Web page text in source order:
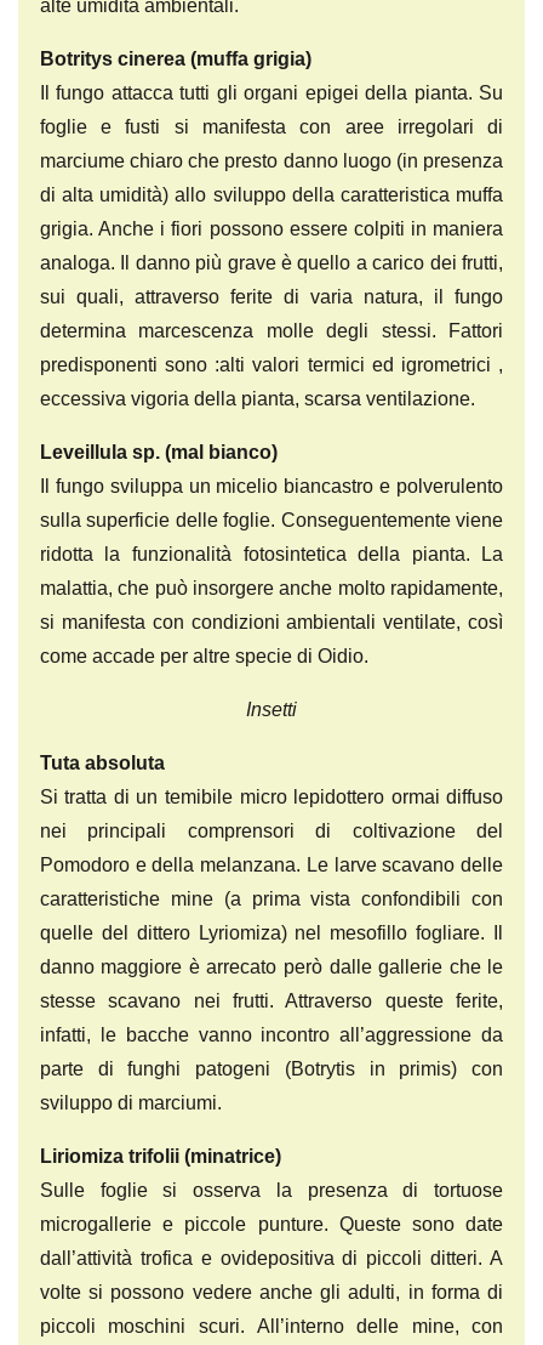
alte umidità ambientali.
Botritys cinerea (muffa grigia)
Il fungo attacca tutti gli organi epigei della pianta. Su
foglie e fusti si manifesta con aree irregolari di
marciume chiaro che presto danno luogo (in presenza
di alta umidità) allo sviluppo della caratteristica muffa
grigia. Anche i fiori possono essere colpiti in maniera
analoga. Il danno più grave è quello a carico dei frutti,
sui quali, attraverso ferite di varia natura, il fungo
determina marcescenza molle degli stessi. Fattori
predisponenti sono :alti valori termici ed igrometrici ,
eccessiva vigoria della pianta, scarsa ventilazione.
Leveillula sp. (mal bianco)
Il fungo sviluppa un micelio biancastro e polverulento
sulla superficie delle foglie. Conseguentemente viene
ridotta la funzionalità fotosintetica della pianta. La
malattia, che può insorgere anche molto rapidamente,
si manifesta con condizioni ambientali ventilate, così
come accade per altre specie di Oidio.
Insetti
Tuta absoluta
Si tratta di un temibile micro lepidottero ormai diffuso
nei principali comprensori di coltivazione del
Pomodoro e della melanzana. Le larve scavano delle
caratteristiche mine (a prima vista confondibili con
quelle del dittero Lyriomiza) nel mesofillo fogliare. Il
danno maggiore è arrecato però dalle gallerie che le
stesse scavano nei frutti. Attraverso queste ferite,
infatti, le bacche vanno incontro all’aggressione da
parte di funghi patogeni (Botrytis in primis) con
sviluppo di marciumi.
Liriomiza trifolii (minatrice)
Sulle foglie si osserva la presenza di tortuose
microgallerie e piccole punture. Queste sono date
dall’attività trofica e ovidepositiva di piccoli ditteri. A
volte si possono vedere anche gli adulti, in forma di
piccoli moschini scuri. All’interno delle mine, con